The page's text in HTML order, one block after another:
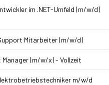
im .NET-Umfeld (m/w/d)
Mitarbeiter (m/w/d)
Manager (m/w/x) - Vollzeit
m/w/d